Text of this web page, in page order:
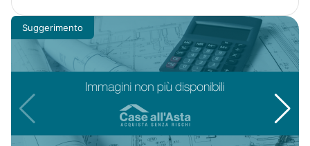
Suggerimento